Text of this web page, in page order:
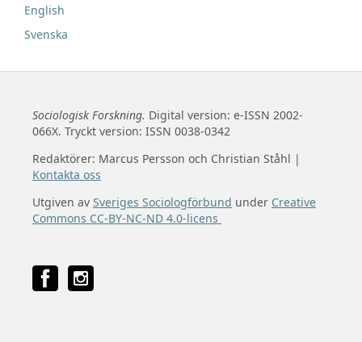
English
Svenska
Sociologisk Forskning. Digital version: e-ISSN 2002-
066X. Tryckt version: ISSN 0038-0342
Redaktörer: Marcus Persson och Christian Ståhl |
Kontakta oss
Utgiven av Sveriges Sociologförbund under Creative
Commons CC-BY-NC-ND 4.0-licens